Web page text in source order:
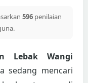
596 penilaian
Lebak Wangi
sedang mencari